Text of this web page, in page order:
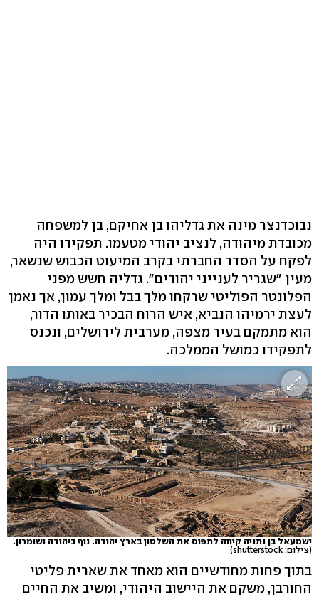
נבוכדנצר מינה את גדליהו בן אחיקם, בן למשפחה
מכובדת מיהודה, לנציב יהודי מטעמו. תפקידו היה
לפקח על הסדר החברתי בקרב המיעוט הכבוש שנשאר,
מעין "שגריר לענייני יהודים". גדליה חשש מפני
הפלונטר הפוליטי שרקחו מלך בבל ומלך עמון, אך נאמן
לעצת ירמיהו הנביא, איש הרוח הבכיר באותו הדור,
הוא מתמקם בעיר מצפה, מערבית לירושלים, ונכנס
לתפקידו כמושל הממלכה.
ישמעאל בן נתניה קיווה לתפוס את השלטון בארץ יהודה. נוף ביהודה ושומרון.
(צילום: shutterstock)
בתוך פחות מחודשיים הוא מאחד את שארית פליטי
החורבן, משקם את היישוב היהודי, ומשיב את החיים